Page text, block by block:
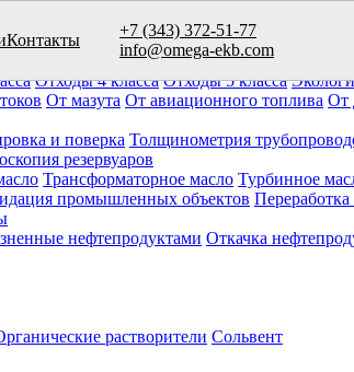
Контакты
+7 (343) 372-51-77
info@omega-ekb.com
Химические отходы Минеральные отходы
Отходы 4 класса Отходы 5 класса
От мазута От авиационного топлива От
и поверка Толщинометрия
резервуаров
Трансформаторное масло Турбинное
промышленных объектов
нефтепродуктами Откачка
растворители Сольвент